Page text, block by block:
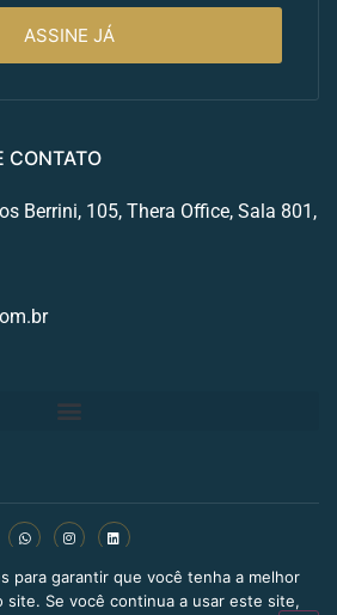
ASSINE JÁ
CONTATO
Berrini, 105, Thera Office, Sala 801,
Digital. Todos os direitos
reservados.
para garantir que você tenha a melhor
site. Se você continua a usar este site,